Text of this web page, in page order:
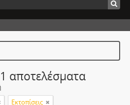
αποτελέσματα
Εκτοπίσεις